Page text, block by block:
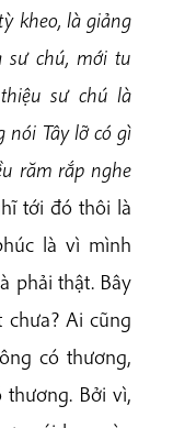
kheo, làgiảng
chú, mới tu
sư chú là
Tây lỡ có gì
răm rắp nghe
tới đó thôi là
là vì mình
phải thật. Bây
Ai cũng
có thương,
Bởi vì,